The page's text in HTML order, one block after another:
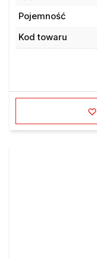
Pojemność
Kod towaru